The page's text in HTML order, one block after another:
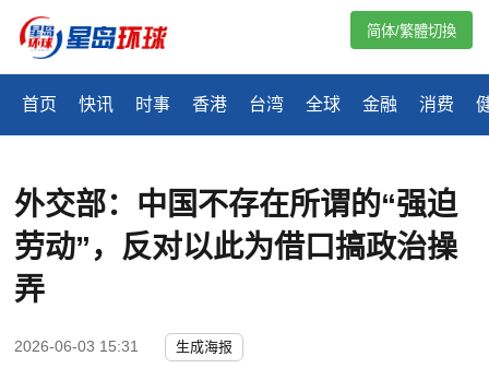
首页 快讯 时事 香港 台湾 全球 金融 消费
简体/繁體切換
外交部：中国不存在所谓的“强迫
劳动”，反对以此为借口搞政治操
弄
2026-06-03 15:31 生成海报